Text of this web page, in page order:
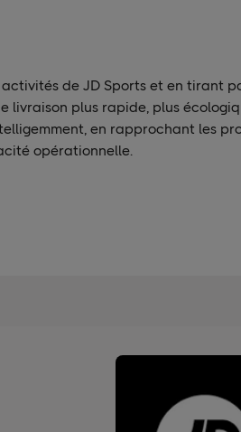
de JD Sports et en tirant
livraison plus rapide, plus
en rapprochant les
opérationnelle.